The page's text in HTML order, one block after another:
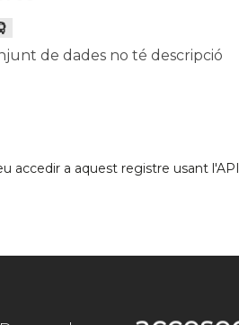
de dades no té descripció
accedir a aquest registre usant l'API